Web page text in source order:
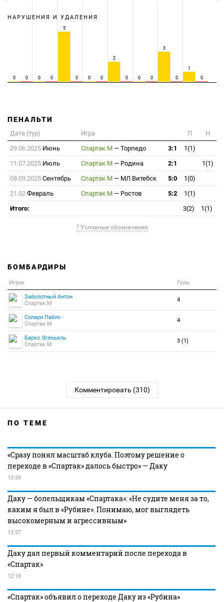
НАРУШЕНИЯ И УДАЛЕНИЯ
0 0 0 0
5
0 0 0
2
0 0 0
3
0
1
0
ПЕНАЛЬТИ
Дата (тур) Игра П
Н
29.06.2025 Июнь Спартак М — Торпедо 3:1
1(1)
11.07.2025 Июль Спартак М — Родина 2:1
1(1)
08.09.2025 Сентябрь Спартак М — МЛ Витебск 5:0
1(0)
21.02 Февраль Спартак М — Ростов 5:2
1(1)
Итого:
3(2) 1(1)
? Условные обозначения
БОМБАРДИРЫ
Игрок Голы
Заболотный Антон
Спартак М
4
Солари Пабло
Спартак М
4
Барко Эсекьель
Спартак М
3 (1)
Комментировать (310)
ПО ТЕМЕ
«Сразу понял масштаб клуба. Поэтому решение о
переходе в «Спартак» далось быстро» — Даку
13:59
Даку — болельщикам «Спартака»: «Не судите меня за то,
каким я был в «Рубине». Понимаю, мог выглядеть
высокомерным и агрессивным»
13:57
Даку дал первый комментарий после перехода в
«Спартак»
12:18
«Спартак» объявил о переходе Даку из «Рубина»